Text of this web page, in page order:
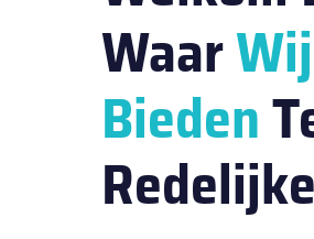
Waar
Bieden